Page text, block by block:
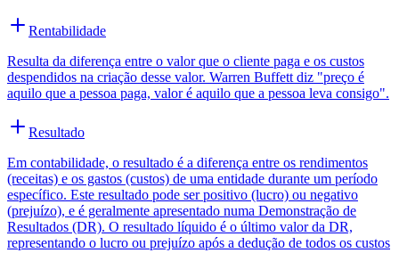
Rentabilidade
Resulta da diferença entre o valor que o cliente paga e os custos
despendidos na criação desse valor. Warren Buffett diz "preço é
aquilo que a pessoa paga, valor é aquilo que a pessoa leva consigo".
Resultado
Em contabilidade, o resultado é a diferença entre os rendimentos
(receitas) e os gastos (custos) de uma entidade durante um período
específico. Este resultado pode ser positivo (lucro) ou negativo
(prejuízo), e é geralmente apresentado numa Demonstração de
Resultados (DR). O resultado líquido é o último valor da DR,
representando o lucro ou prejuízo após a dedução de todos os custos